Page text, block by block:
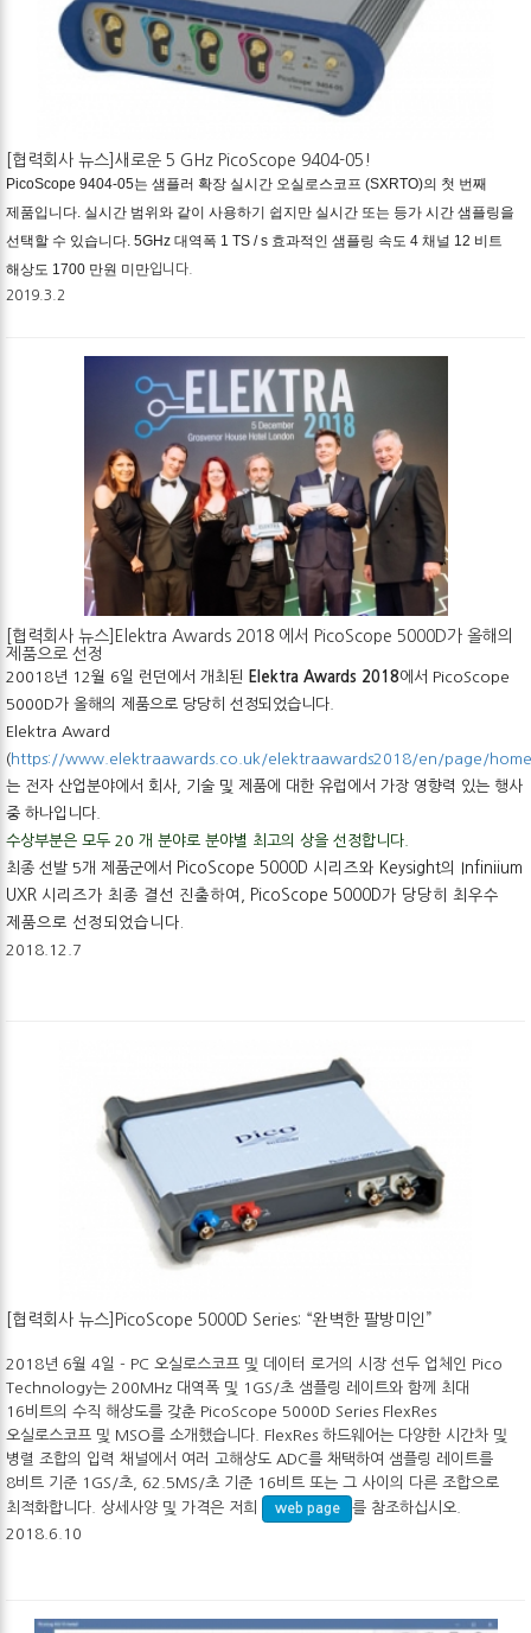
[협력회사 뉴스]새로운 5 GHz PicoScope 9404-05!
PicoScope 9404-05는 샘플러 확장 실시간 오실로스코프 (SXRTO)의 첫 번째
제품입니다. 실시간 범위와 같이 사용하기 쉽지만 실시간 또는 등가 시간 샘플링을
선택할 수 있습니다. 5GHz 대역폭 1 TS / s 효과적인 샘플링 속도 4 채널 12 비트
해상도 1700 만원 미만입니다.
2019.3.2
[협력회사 뉴스]Elektra Awards 2018 에서 PicoScope 5000D가 올해의
제품으로 선정
20018년 12월 6일 런던에서 개최된 Elektra Awards 2018에서 PicoScope
5000D가 올해의
제품으로 당당히 선정되었습니다.
Elektra Award
(https://www.elektraawards.co.uk/elektraawards2018/en/page/home
는 전자 산업분야에서 회사 기술 및 제품에 대한 유럽에서 가장 영향력 있는 행사
중 하나입니다
수상부분은 모두 20 개 분야로 분야별 최고의 상을 선정합니다
최종 선발 5개 제품군에서
PicoScope 5000D 시리즈와 Keysight의
Infiniium
UXR 시리즈가 최종 결선 진출하여
PicoScope 5000D가 당당히 최우수
제품으로 선정되었습니다.
2018.12.7
[협력회사 뉴스]PicoScope 5000D Series: “완벽한 팔방미인”
2018년 6월 4일 - PC 오실로스코프 및 데이터 로거의 시장 선두 업체인 Pico
Technology는 200MHz 대역폭 및 1GS/초 샘플링 레이트와 함께 최대
16비트의 수직 해상도를 갖춘 PicoScope 5000D Series FlexRes
오실로스코프 및 MSO를 소개했습니다. FlexRes 하드웨어는 다양한 시간차 및
병렬 조합의 입력 채널에서 여러 고해상도 ADC를 채택하여 샘플링 레이트를
8비트 기준 1GS/초, 62.5MS/초 기준 16비트 또는 그 사이의 다른 조합으로
최적화합니다. 상세사양 및 가격은 저희
web page
를 참조하십시오.
2018.6.10